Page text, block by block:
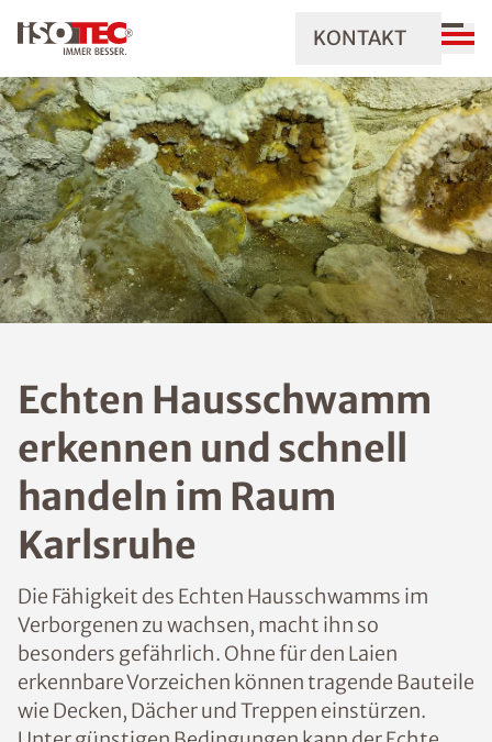
KONTAKT
Echten Hausschwamm
erkennen und schnell
handeln im Raum
Karlsruhe
Die Fähigkeit des Echten Hausschwamms im
Verborgenen zu wachsen, macht ihn so
besonders gefährlich. Ohne für den Laien
erkennbare Vorzeichen können tragende Bauteile
wie Decken, Dächer und Treppen einstürzen.